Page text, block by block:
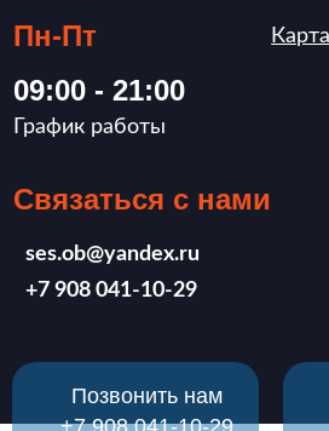
Позвонить нам
‪+7 908 041-10-29
Пн-Пт
09:00 - 21:00
График работы
Связаться с нами
ses.ob@yandex.ru
‪+7 908 041-10-29